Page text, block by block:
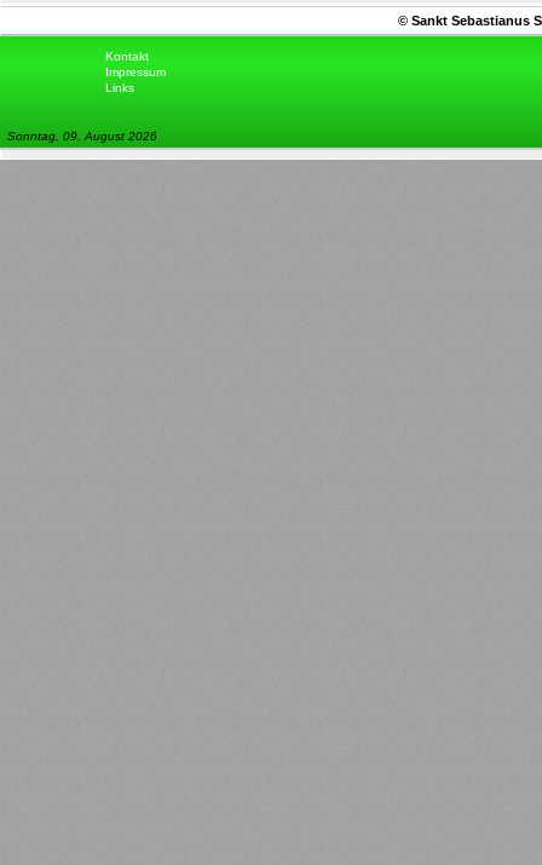
© Sankt Sebastianus
Kontakt
Impressum
Links
Sonntag, 09. August 2026